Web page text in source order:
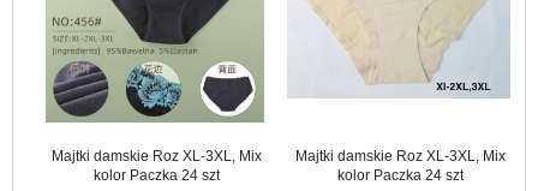
Majtki damskie Roz XL-3XL, Mix
kolor Paczka 24 szt
Majtki damskie Roz XL-3XL, Mix
kolor Paczka 24 szt